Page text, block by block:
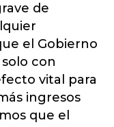
de
el Gobierno
con
vital para
ingresos
que el